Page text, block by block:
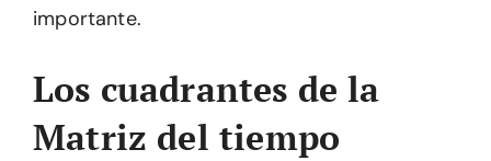
importante.
Los cuadrantes de la
Matriz del tiempo